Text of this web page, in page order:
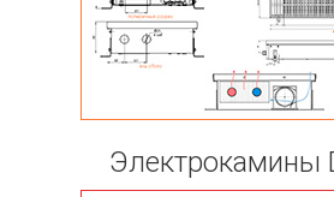
Электрокамины